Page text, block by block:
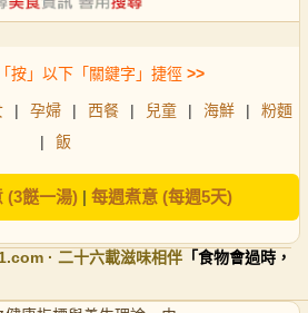
按」以下「關鍵字」捷徑 >>
| 孕婦 | 西餐 | 兒童 | 海鮮 |
粉麵
|
飯
(3餸一湯)| 每週煮意 (每週5天)
.com · 二十六載滋味相伴 「食物會過時，